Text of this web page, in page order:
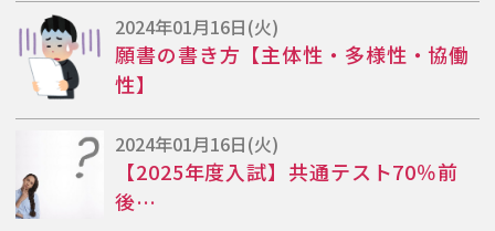
2024年01月16日(火)
願書の書き方【主体性・多様性・協働
性】
2024年01月16日(火)
【2025年度入試】共通テスト70％前
後…